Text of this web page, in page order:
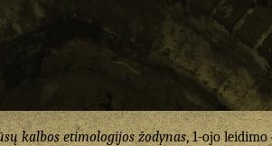
kalbos etimologijos žodynas, 1-ojo leidimo